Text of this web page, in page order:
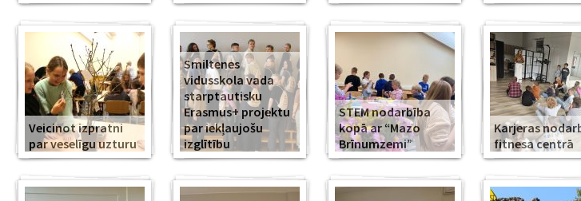
Veicinot izpratni
par veselīgu uzturu
Smiltenes
vidusskola vada
starptautisku
Erasmus+ projektu
par iekļaujošu
izglītību
STEM nodarbība
kopā ar “Mazo
Brīnumzemi”
Karjeras
fitnesa centrā